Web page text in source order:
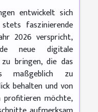
entwickelt sich
faszinierende
2026 verspricht,
neue digitale
bringen, die das
maßgeblich zu
behalten und von
profitieren möchte,